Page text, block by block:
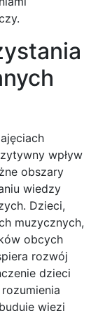
wpływ
obszary
wiedzy
Dzieci,
muzycznych,
obcych
rozwój
dzieci
więzi